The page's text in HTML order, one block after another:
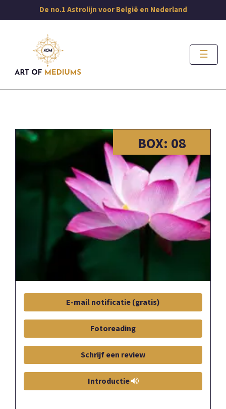
De no.1 Astrolijn voor België en Nederland
☰
08
E-mail notificatie (gratis)
Fotoreading
Schrijf een review
Introductie